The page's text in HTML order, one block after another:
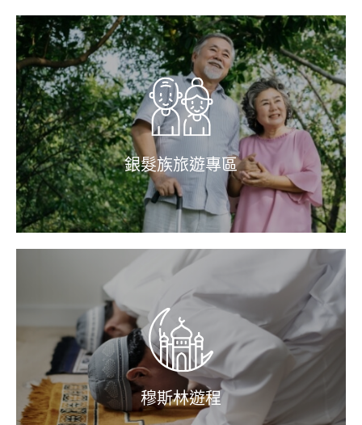
銀髮族旅遊專區
穆斯林遊程